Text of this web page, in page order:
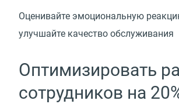
Оценивайте эмоциональную
улучшайте качество обслуживания
Оптимизировать
сотрудников на